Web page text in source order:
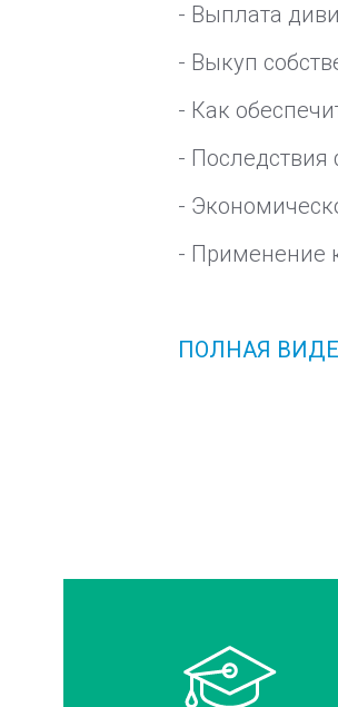
- Выплата
- Выкуп
- Как
- Последствия
-
- Применение
ПОЛНАЯ